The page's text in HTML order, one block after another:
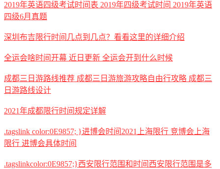
2019年英语四级考试时间表 2019年四级考试时间 2019年英语
四级6月真题
深圳布吉限行时间几点到几点？看看这里的详细介绍
全运会啥时间开幕 近日更新 全运会开到什么时候
成都三日游路线推荐 成都三日游旅游攻略自由行攻略 成都三
日游路线设计
2021年成都限行时间规定详解
.tagslink color:0E9857; }进博会时间2021上海限行 竞博会上海
限行 进博会具体时间
.tagslinkcolor:0E9857;}西安限行范围和时间西安限行范围是多